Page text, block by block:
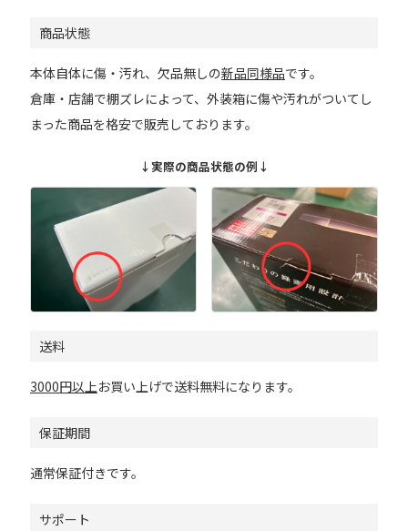
商品状態
本体自体に傷・汚れ、欠品無しの新品同様品です。
倉庫・店舗で棚ズレによって、外装箱に傷や汚れがついてし
まった商品を格安で販売しております。
↓実際の商品状態の例↓
送料
3000円以上お買い上げで送料無料になります。
保証期間
通常保証付きです。
サポート